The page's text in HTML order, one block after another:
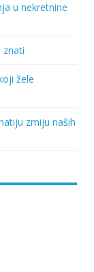
u nekretnine
znati
žele
zmiju naših